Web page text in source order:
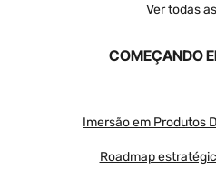
Ver todas
COMEÇANDO
Imersão em Produtos
Roadmap